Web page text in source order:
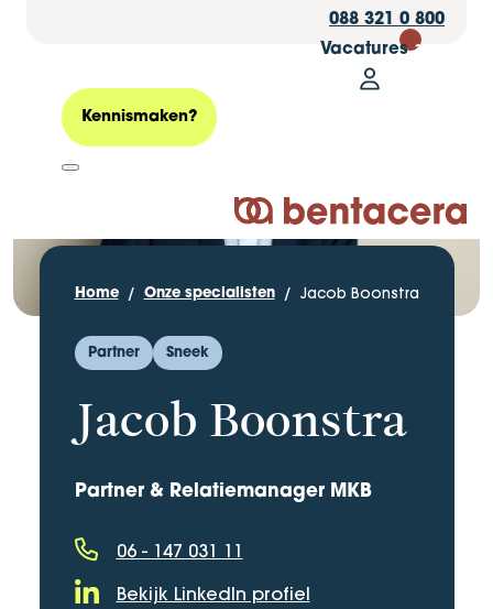
088 321 0 800
Vacatures 30
Mijn
Logo Bentacera
Kennismaken?
Home Onze specialisten Jacob Boonstra
Partner Sneek
Jacob Boonstra
Partner & Relatiemanager MKB
Telefoonnummer
06 - 147 031 11
Bekijk LinkedIn profiel